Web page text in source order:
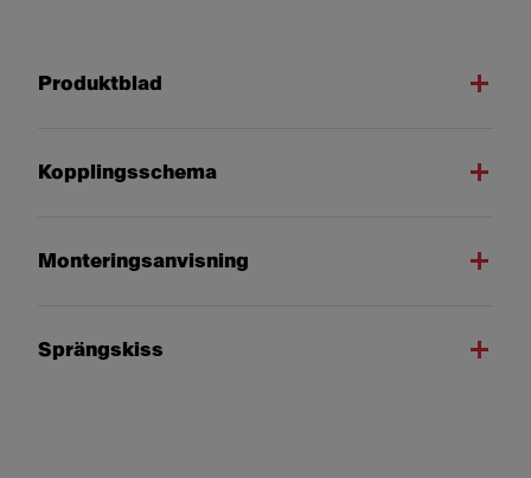
Produktblad
Kopplingsschema
Monteringsanvisning
Sprängskiss